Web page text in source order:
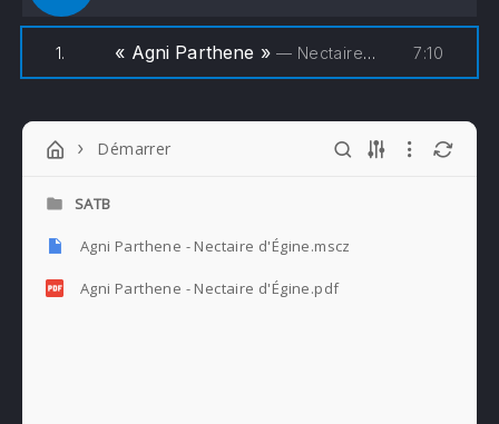
1. « Agni Parthene »— Nectaire d'Égine - Petros Gaitanos 7:10
Démarrer
SATB
Agni Parthene - Nectaire d'Égine.mscz
Agni Parthene - Nectaire d'Égine.pdf